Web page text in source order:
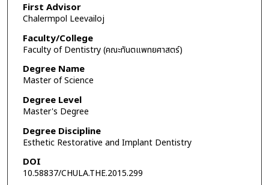
First Advisor
Chalermpol Leevailoj
Faculty/College
Faculty of Dentistry (คณะทันตแพทยศาสตร์)
Degree Name
Master of Science
Degree Level
Master's Degree
Degree Discipline
Esthetic Restorative and Implant Dentistry
DOI
10.58837/CHULA.THE.2015.299